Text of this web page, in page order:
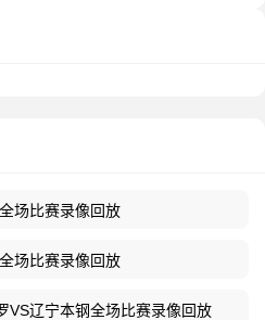
场比赛录像回放
场比赛录像回放
VS辽宁本钢全场比赛录像回放